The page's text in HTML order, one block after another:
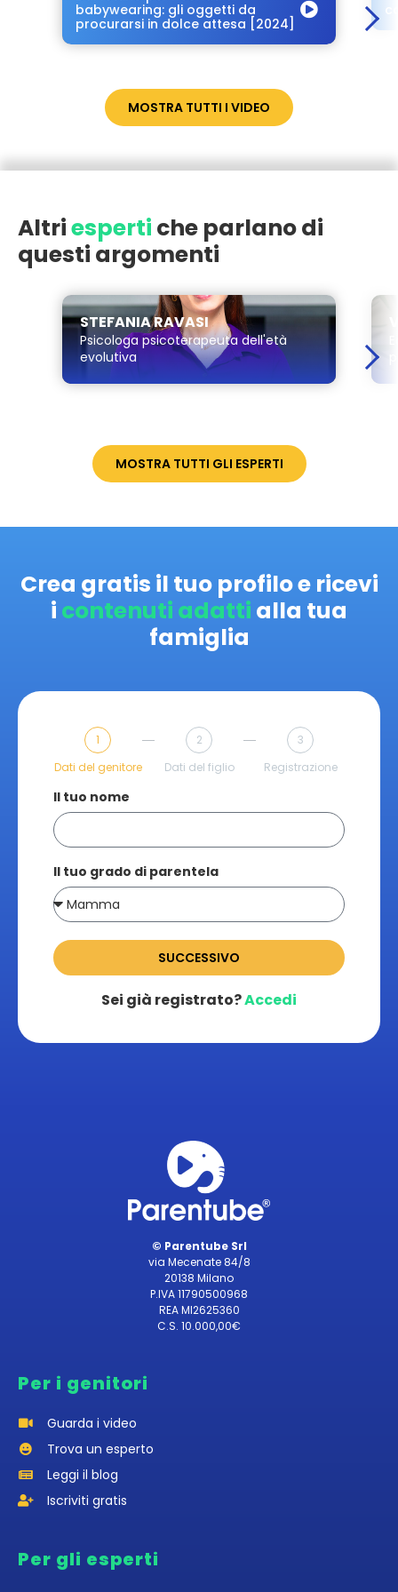
babywearing: gli oggetti da
procurarsi in dolce attesa [2024]
MOSTRA TUTTI I VIDEO
Altriesperti che parlano di
questi argomenti
STEFANIA RAVASI
Psicologa psicoterapeuta dell'età
evolutiva
MOSTRA TUTTI GLI ESPERTI
Crea gratis il tuo profilo e ricevi
i contenuti adatti alla tua
famiglia
1
Dati del genitore
2
Dati del figlio
3
Registrazione
Il tuo nome
Il tuo grado di parentela
SUCCESSIVO
Sei già registrato?Accedi
© Parentube Srl
via Mecenate 84/8
20138 Milano
P.IVA 11790500968
REA MI2625360
C.S. 10.000,00€
Per i genitori
Guarda i video
Trova un esperto
Leggi il blog
Iscriviti gratis
Per gli esperti